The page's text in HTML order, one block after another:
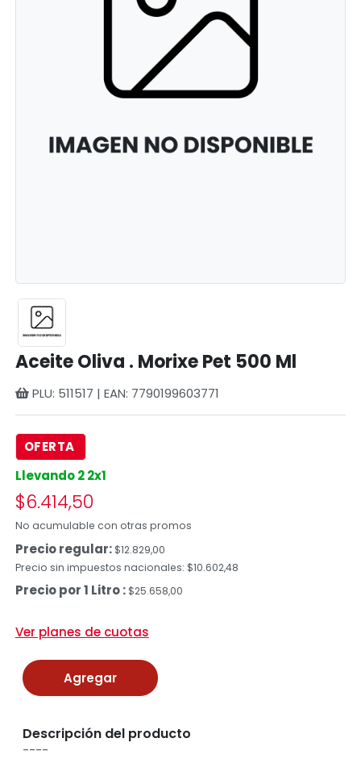
Aceite Oliva . Morixe Pet 500 Ml
PLU: 511517 | EAN: 7790199603771
OFERTA
Llevando 2 2x1
$6.414,50
No acumulable con otras promos
Precio regular:$12.829,00
Precio sin impuestos nacionales: $10.602,48
Precio por 1 Litro : $25.658,00
Ver planes de cuotas
Agregar
Descripción del producto
----